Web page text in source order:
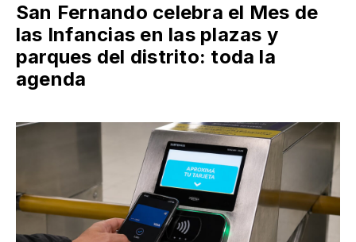
San Fernando celebra el Mes de
las Infancias en las plazas y
parques del distrito: toda la
agenda